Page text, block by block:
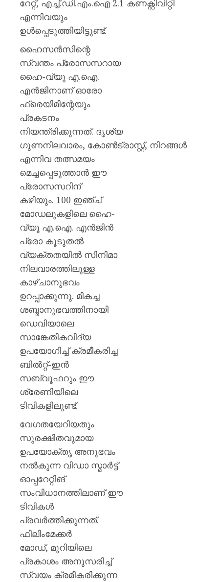
റേറ്റ്, എച്ച്.ഡി.എം.ഐ 2.1 കണക്റ്റിവിറ്റി
എന്നിവയും
ഉള്‍പ്പെടുത്തിയിട്ടുണ്ട്.
ഹൈസന്‍സിന്റെ
സ്വന്തം പ്രോസസറായ
ഹൈ-വ്യൂ എ.ഐ.
എന്‍ജിനാണ് ഓരോ
ഫ്രെയിമിന്റേയും
പ്രകടനം
നിയന്ത്രിക്കുന്നത്. ദൃശ്യ
ഗുണനിലവാരം, കോണ്‍ട്രാസ്റ്റ്, നിറങ്ങള്‍
എന്നിവ തത്സമയം
മെച്ചപ്പെടുത്താന്‍ ഈ
പ്രോസസറിന്
കഴിയും. 100 ഇഞ്ച്
മോഡലുകളിലെ ഹൈ-
വ്യൂ എ.ഐ. എന്‍ജിന്‍
പ്രോ കൂടുതല്‍
വ്യക്തതയില്‍ സിനിമാ
നിലവാരത്തിലുള്ള
കാഴ്ചാനുഭവം
ഉറപ്പാക്കുന്നു. മികച്ച
ശബ്ദാനുഭവത്തിനായി
ഡെവിയാലെ
സാങ്കേതികവിദ്യ
ഉപയോഗിച്ച് ക്രമീകരിച്ച
ബില്‍റ്റ്-ഇന്‍
സബ്വൂഫറും ഈ
ശ്രേണിയിലെ
ടിവികളിലുണ്ട്.
വേഗതയേറിയതും
സുരക്ഷിതവുമായ
ഉപയോക്തൃ അനുഭവം
നല്‍കുന്ന വിഡാ സ്മാര്‍ട്ട്
ഓപ്പറേറ്റിങ്
സംവിധാനത്തിലാണ് ഈ
ടിവികള്‍
പ്രവര്‍ത്തിക്കുന്നത്.
ഫിലിംമേക്കര്‍
മോഡ്, മുറിയിലെ
പ്രകാശം അനുസരിച്ച്
സ്വയം ക്രമീകരിക്കുന്ന